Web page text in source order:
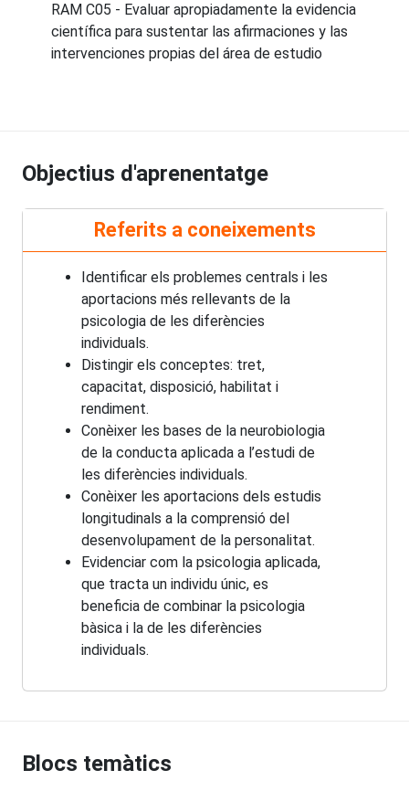
RAM C05 - Evaluar apropiadamente la evidencia
científica para sustentar las afirmaciones y las
intervenciones propias del área de estudio
Objectius d'aprenentatge
Referits a coneixements
Identificar els problemes centrals i les
aportacions més rellevants de la
psicologia de les diferències
individuals.
Distingir els conceptes: tret,
capacitat, disposició, habilitat i
rendiment.
Conèixer les bases de la neurobiologia
de la conducta aplicada a l’estudi de
les diferències individuals.
Conèixer les aportacions dels estudis
longitudinals a la comprensió del
desenvolupament de la personalitat.
Evidenciar com la psicologia aplicada,
que tracta un individu únic, es
beneficia de combinar la psicologia
bàsica i la de les diferències
individuals.
Blocs temàtics